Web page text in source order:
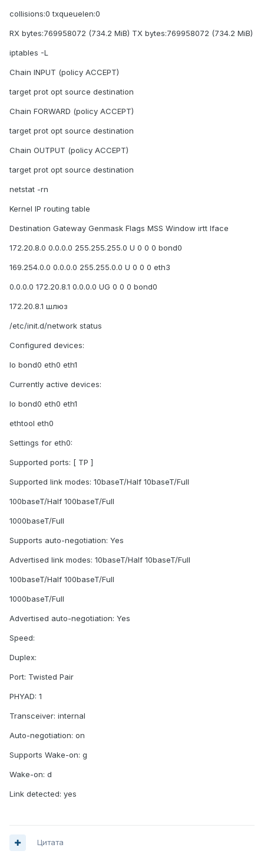
collisions:0 txqueuelen:0
RX bytes:769958072 (734.2 MiB) TX bytes:769958072 (734.2 MiB)
iptables -L
Chain INPUT (policy ACCEPT)
target prot opt source destination
Chain FORWARD (policy ACCEPT)
target prot opt source destination
Chain OUTPUT (policy ACCEPT)
target prot opt source destination
netstat -rn
Kernel IP routing table
Destination Gateway Genmask Flags MSS Window irtt Iface
172.20.8.0 0.0.0.0 255.255.255.0 U 0 0 0 bond0
169.254.0.0 0.0.0.0 255.255.0.0 U 0 0 0 eth3
0.0.0.0 172.20.8.1 0.0.0.0 UG 0 0 0 bond0
172.20.8.1 шлюз
/etc/init.d/network status
Configured devices:
lo bond0 eth0 eth1
Currently active devices:
lo bond0 eth0 eth1
ethtool eth0
Settings for eth0:
Supported ports: [ TP ]
Supported link modes: 10baseT/Half 10baseT/Full
100baseT/Half 100baseT/Full
1000baseT/Full
Supports auto-negotiation: Yes
Advertised link modes: 10baseT/Half 10baseT/Full
100baseT/Half 100baseT/Full
1000baseT/Full
Advertised auto-negotiation: Yes
Speed:
Duplex:
Port: Twisted Pair
PHYAD: 1
Transceiver: internal
Auto-negotiation: on
Supports Wake-on: g
Wake-on: d
Link detected: yes
Цитата